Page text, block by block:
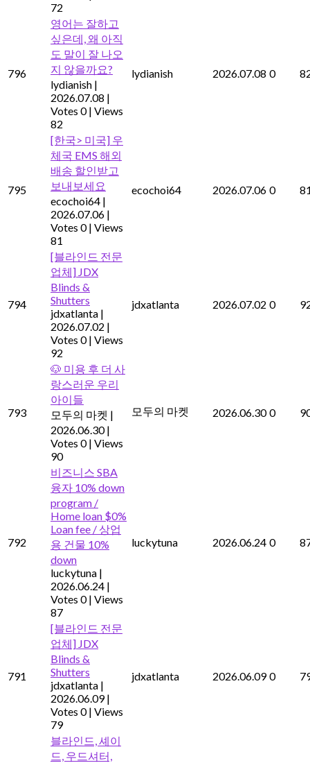
72
796
영어는 잘하고
싶은데, 왜 아직
도 말이 잘 나오
지 않을까요?
lydianish |
2026.07.08 |
Votes 0 | Views
82
lydianish 2026.07.08 0
795
[한국> 미국] 우
체국 EMS 해외
배송 할인받고
보내보세요
ecochoi64 |
2026.07.06 |
Votes 0 | Views
81
ecochoi64 2026.07.06 0
794
[블라인드 전문
업체] JDX
Blinds &
Shutters
jdxatlanta |
2026.07.02 |
Votes 0 | Views
92
jdxatlanta 2026.07.02 0
793
🐶 미용 후 더 사
랑스러운 우리
아이들
모두의 마켓 |
2026.06.30 |
Votes 0 | Views
90
모두의 마켓 2026.06.30 0
792
비즈니스 SBA
융자 10% down
program /
Home loan $0%
Loan fee / 상업
용 건물 10%
down
luckytuna |
2026.06.24 |
Votes 0 | Views
87
luckytuna 2026.06.24 0
791
[블라인드 전문
업체] JDX
Blinds &
Shutters
jdxatlanta |
2026.06.09 |
Votes 0 | Views
79
jdxatlanta 2026.06.09 0
블라인드, 셰이
드, 우드셔터,